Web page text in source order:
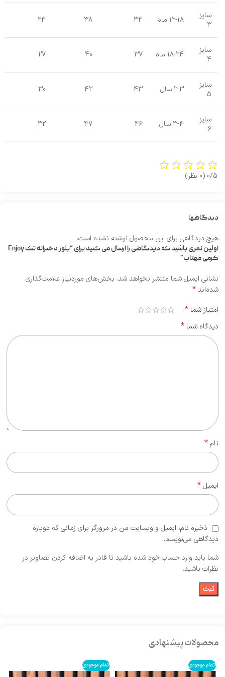
سایز
3
12-18 ماه 34
38
24
سایز
4
18-24 ماه 37
40
27
سایز
5
2-3 سال 43
42
30
سایز
6
3-4 سال 46
47
32
0/5 (0 نظر)
دیدگاهها
هیچ دیدگاهی برای این محصول نوشته نشده است.
اولین نفری باشید که دیدگاهی را ارسال می کنید برای “بلوز دخترانه تک Enjoy
کرمی مهتاب”
نشانی ایمیل شما منتشر نخواهد شد. بخش‌های موردنیاز علامت‌گذاری
شده‌اند*
امتیاز شما *
دیدگاه شما *
نام*
ایمیل*
ذخیره نام، ایمیل و وبسایت من در مرورگر برای زمانی که دوباره
دیدگاهی می‌نویسم.
شما باید وارد حساب خود شده باشید تا قادر به اضافه کردن تصاویر در
نظرات باشید.
محصولات پیشنهادی
اتمام موجودی اتمام موجودی